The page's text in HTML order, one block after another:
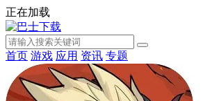
正在加载
首页 游戏 应用 资讯 专题